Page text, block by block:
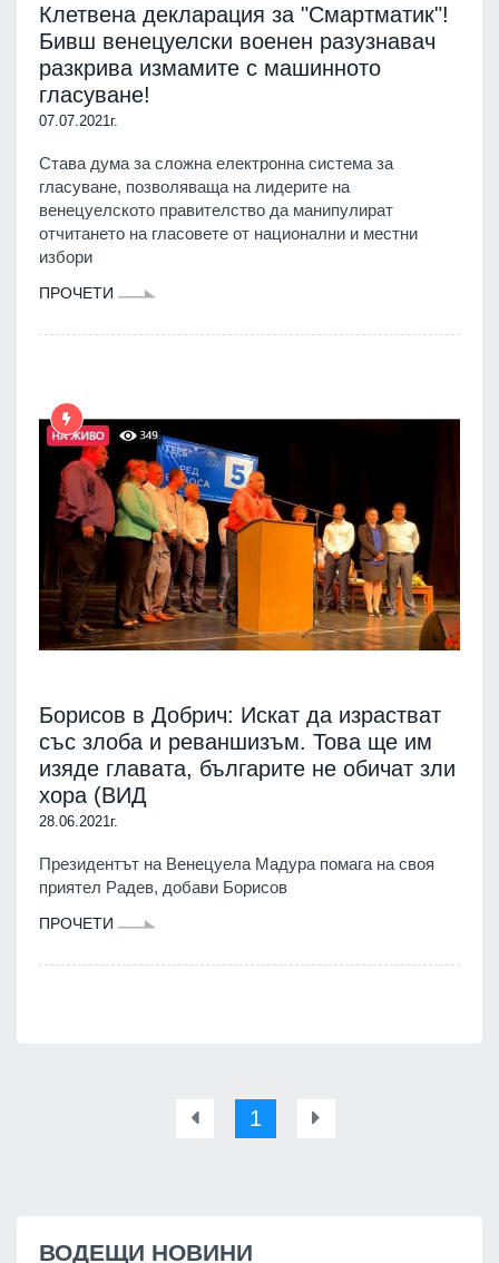
Клетвена декларация за "Смартматик"!
Бивш венецуелски военен разузнавач
разкрива измамите с машинното
гласуване!
07.07.2021г.
Става дума за сложна електронна система за
гласуване, позволяваща на лидерите на
венецуелското правителство да манипулират
отчитането на гласовете от национални и местни
избори
ПРОЧЕТИ
Борисов в Добрич: Искат да израстват
със злоба и реваншизъм. Това ще им
изяде главата, българите не обичат зли
хора (ВИД
28.06.2021г.
Президентът на Венецуела Мадура помага на своя
приятел Радев, добави Борисов
ПРОЧЕТИ
1
ВОДЕЩИ НОВИНИ